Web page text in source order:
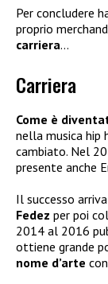
Per concludere
proprio
carriera…
Carriera
Come è
nella musica hip
cambiato. Nel
presente anche
Il successo
Fedez per poi
2014 al 2016
ottiene grande
nome d’arte